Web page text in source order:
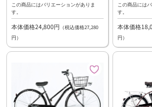
この商品にはバリエーションがありま
す。
本体価格24,800円 （税込価格27,280
円）
この商品には
す。
本体価格
円）